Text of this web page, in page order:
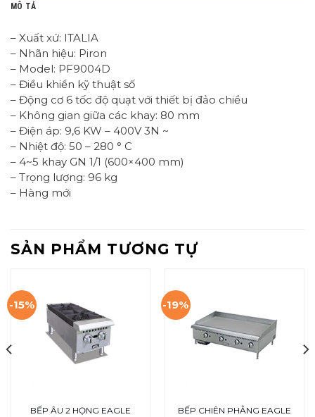
MÔ TẢ
– Xuất xứ: ITALIA
– Nhãn hiệu: Piron
– Model: PF9004D
– Điều khiển kỹ thuật số
– Động cơ 6 tốc độ quạt với thiết bị đảo chiều
– Không gian giữa các khay: 80 mm
– Điện áp: 9,6 KW – 400V 3N ~
– Nhiệt độ: 50 – 280 ° C
– 4~5 khay GN 1/1 (600×400 mm)
– Trọng lượng: 96 kg
– Hàng mới
SẢN PHẨM TƯƠNG TỰ
-15%
BẾP ÂU 2 HỌNG EAGLE
-19%
BẾP CHIÊN PHẲNG EAGLE